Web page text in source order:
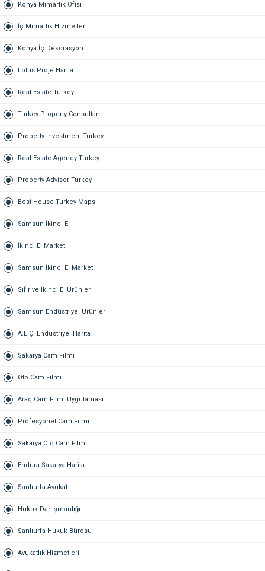
Konya Mimarlık Ofisi
İç Mimarlık Hizmetleri
Konya İç Dekorasyon
Lotus Proje Harita
Real Estate Turkey
Turkey Property Consultant
Property Investment Turkey
Real Estate Agency Turkey
Property Advisor Turkey
Best House Turkey Maps
Samsun İkinci El
İkinci El Market
Samsun İkinci El Market
Sıfır ve İkinci El Ürünler
Samsun Endüstriyel Ürünler
A.L.Ç. Endüstriyel Harita
Sakarya Cam Filmi
Oto Cam Filmi
Araç Cam Filmi Uygulaması
Profesyonel Cam Filmi
Sakarya Oto Cam Filmi
Endura Sakarya Harita
Şanlıurfa Avukat
Hukuk Danışmanlığı
Şanlıurfa Hukuk Bürosu
Avukatlık Hizmetleri